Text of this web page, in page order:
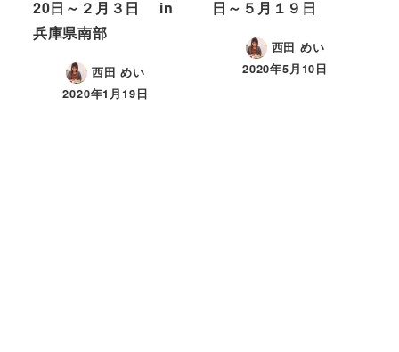
20日～２月３日 in
兵庫県南部
西田 めい
2020年1月19日
日～５月１９日
西田 めい
2020年5月10日